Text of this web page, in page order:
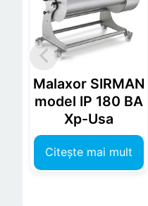
Malaxor SIRMAN
model IP 180 BA
Xp-Usa
Citește mai mult